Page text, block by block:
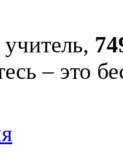
учитель,
– это